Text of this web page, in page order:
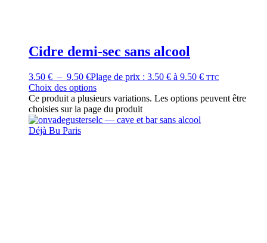
Cidre demi-sec sans alcool
3.50 € – 9.50 €Plage de prix : 3.50 € à 9.50 € TTC
Choix des options
Ce produit a plusieurs variations. Les options peuvent être
choisies sur la page du produit